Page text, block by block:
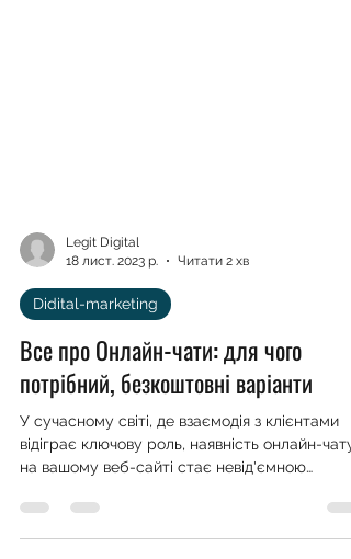
Legit Digital
18 лист. 2023 р.
Didital-marketing
Все про Онлайн-чати: для чого
потрібний, безкоштовні варіанти
У сучасному світі, де взаємодія з клієнтами